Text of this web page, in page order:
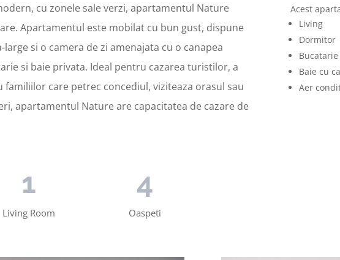
cu zonele sale verzi, apartamentul Nature
Apartamentul este mobilat cu bun gust, dispune
si o camera de zi amenajata cu o canapea
si baie privata. Ideal pentru cazarea turistilor, a
care petrec concediul, viziteaza orasul sau
apartamentul Nature are capacitatea de cazare de
Acest
Living
Dormitor
Bucatarie
Baie cu
Aer
1
Living Room
4
Oaspeti